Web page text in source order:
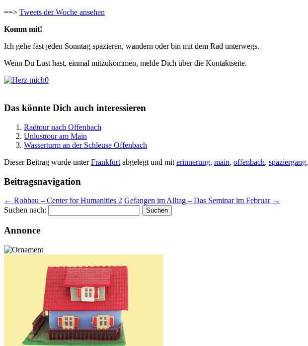
==> Tweets der Woche ansehen
Komm mit!
Ich gehe fast jeden Sonntag spazieren, wandern oder bin mit dem Rad unterwegs.
Wenn Du Lust hast, einmal mitzukommen, melde Dich über die Kontaktseite.
0
Das könnte Dich auch interessieren
Radtour nach Offenbach
Unlusttour am Main
Wasserturm an der Schleuse Offenbach
Dieser Beitrag wurde unterFrankfurt abgelegt und mit erinnerung, main, offenbach, spaziergang,
Beitragsnavigation
← Rohbau – Center for Humanities 2 Gefangen im Alltag – Das Seminar im Februar →
Suchen nach:
Annonce